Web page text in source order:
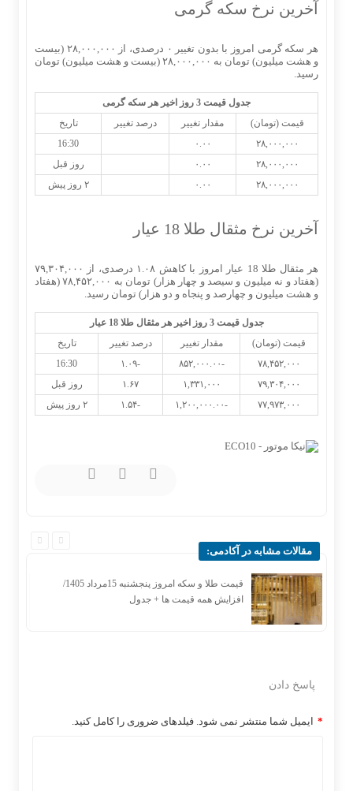
آخرین نرخ سکه گرمی
هر سکه گرمی امروز با بدون تغییر ۰ درصدی، از ۲۸,۰۰۰,۰۰۰ (بیست
و هشت میلیون) تومان به ۲۸,۰۰۰,۰۰۰ (بیست و هشت میلیون) تومان
رسید.
جدول قیمت 3 روز اخیر هر سکه گرمی
قیمت (تومان)
مقدار تغییر درصد تغییر
تاریخ
۲۸,۰۰۰,۰۰۰
۰.۰۰
16:30
۲۸,۰۰۰,۰۰۰
۰.۰۰
روز قبل
۲۸,۰۰۰,۰۰۰
۰.۰۰ ۲ روز پیش
آخرین نرخ مثقال طلا 18 عیار
هر مثقال طلا 18 عیار امروز با کاهش ۱.۰۸ درصدی، از ۷۹,۳۰۴,۰۰۰
(هفتاد و نه میلیون و سیصد و چهار هزار) تومان به ۷۸,۴۵۲,۰۰۰ (هفتاد
و هشت میلیون و چهارصد و پنجاه و دو هزار) تومان رسید.
جدول قیمت 3 روز اخیر هر مثقال طلا 18 عیار
قیمت (تومان)
مقدار تغییر درصد تغییر
تاریخ
۷۸,۴۵۲,۰۰۰
-۸۵۲,۰۰۰.۰۰ -۱.۰۹
16:30
۷۹,۳۰۴,۰۰۰
۱,۳۳۱,۰۰۰ ۱.۶۷
روز قبل
۷۷,۹۷۳,۰۰۰
-۱,۲۰۰,۰۰۰.۰۰ -۱.۵۴ ۲ روز پیش
مقالات مشابه در آکادمی:
قیمت طلا و سکه امروز پنجشنبه 15مرداد 1405/
افزایش همه قیمت ها + جدول
پاسخ دادن
ایمیل شما منتشر نمی شود. فیلدهای ضروری را کامل کنید. *